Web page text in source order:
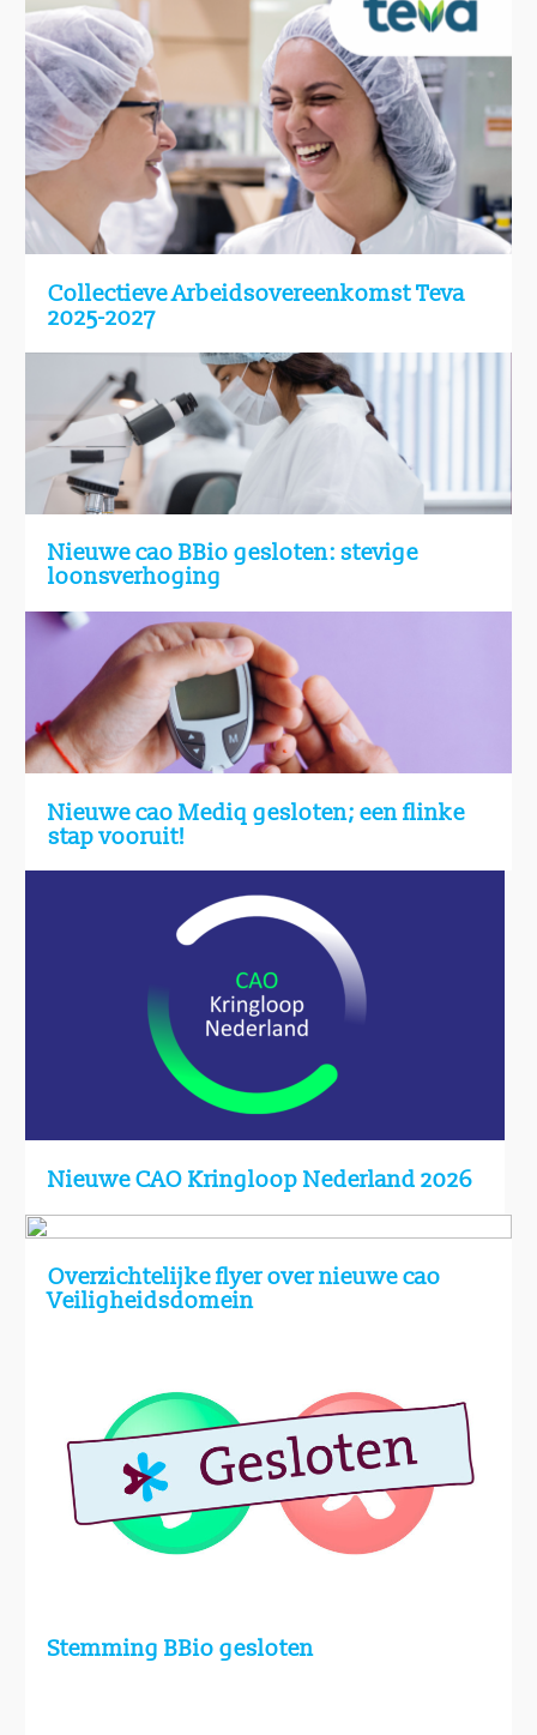
Collectieve Arbeidsovereenkomst Teva
2025-2027
Nieuwe cao BBio gesloten: stevige
loonsverhoging
Nieuwe cao Mediq gesloten; een flinke
stap vooruit!
Nieuwe CAO Kringloop Nederland 2026
Overzichtelijke flyer over nieuwe cao
Veiligheidsdomein
Stemming BBio gesloten